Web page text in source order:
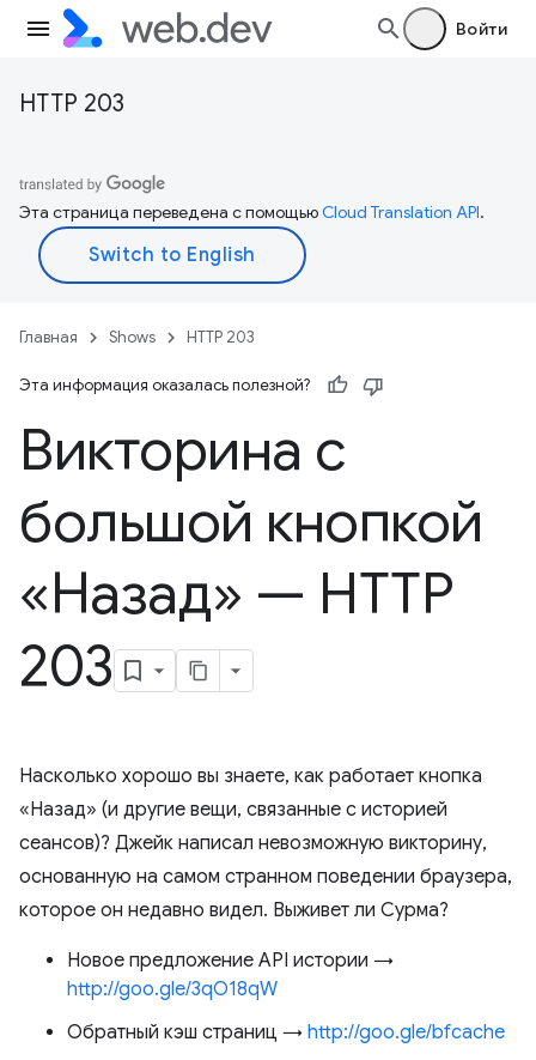
Войти
HTTP 203
Эта страница переведена с помощьюCloud Translation API.
Главная Shows HTTP 203
Эта информация оказалась полезной?
Викторина с
большой кнопкой
«Назад» — HTTP
203
Насколько хорошо вы знаете, как работает кнопка
«Назад» (и другие вещи, связанные с историей
сеансов)? Джейк написал невозможную викторину,
основанную на самом странном поведении браузера,
которое он недавно видел. Выживет ли Сурма?
Новое предложение API истории →
http://goo.gle/3qO18qW
Обратный кэш страниц → http://goo.gle/bfcache